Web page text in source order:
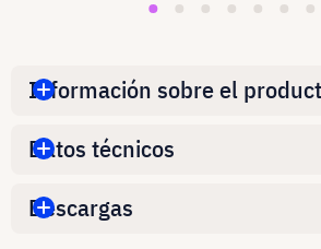
Información sobre el
Datos técnicos
Descargas